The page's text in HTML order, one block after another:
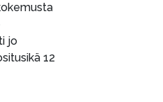
jo
12